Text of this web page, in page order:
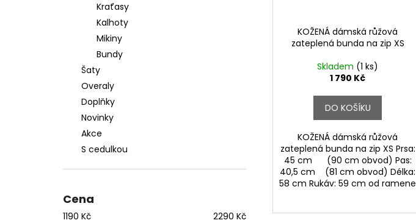
Kraťasy
Kalhoty
Mikiny
Bundy
Šaty
Overaly
Doplňky
Novinky
Akce
S cedulkou
Cena
1190 Kč 2290 Kč
KOŽENÁ dámská růžová
zateplená bunda na zip XS
Skladem (1 ks)
1 790 Kč
DO KOŠÍKU
KOŽENÁ dámská růžová
zateplená bunda na zip XS Prsa:
45 cm (90 cm obvod) Pas:
40,5 cm (81 cm obvod) Délka:
58 cm Rukáv: 59 cm od ramene